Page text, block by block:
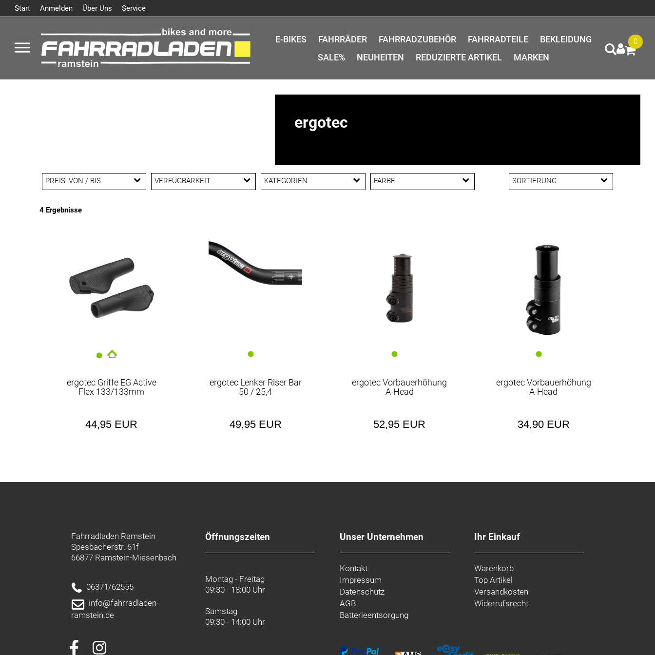
Start Anmelden Über Uns Service
E-BIKES FAHRRÄDER FAHRRADZUBEHÖR FAHRRADTEILE
BEKLEIDUNG
SALE%
NEUHEITEN REDUZIERTE ARTIKEL MARKEN
0
ergotec
SORTIERUNG
PREIS: VON / BIS VERFÜGBARKEIT KATEGORIEN FARBE
4 Ergebnisse
ergotec Griffe EG Active
Flex 133/133mm
44,95 EUR
ergotec Lenker Riser Bar
50 / 25,4
49,95 EUR
ergotec Vorbauerhöhung
A-Head
52,95 EUR
ergotec Vorbauerhöhung
A-Head
34,90 EUR
Fahrradladen Ramstein
Spesbacherstr. 61f
66877 Ramstein-Miesenbach
06371/62555
info@fahrradladen-
ramstein.de
Öffnungszeiten
Montag - Freitag
09:30 - 18:00 Uhr
Samstag
09:30 - 14:00 Uhr
Unser Unternehmen
Kontakt
Impressum
Datenschutz
AGB
Batterieentsorgung
Ihr Einkauf
Warenkorb
Top Artikel
Versandkosten
Widerrufsrecht